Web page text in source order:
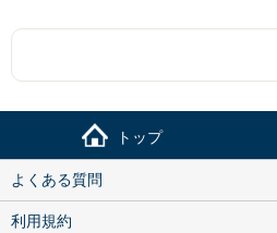
トップ
よくある質問
利用規約